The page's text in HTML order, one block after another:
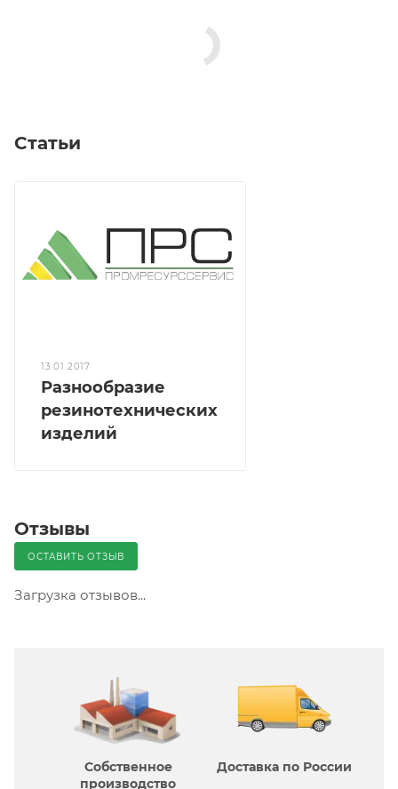
Статьи
13.01.2017
Разнообразие
резинотехнических
изделий
Отзывы
ОСТАВИТЬ ОТЗЫВ
Загрузка отзывов...
Собственное
производcтво
Доставка по России